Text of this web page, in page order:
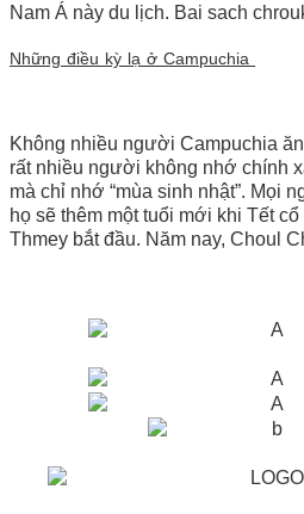
Nam Á này du lịch. Bai sach
Những điều kỳ lạ ở Campuchia
Không nhiều người Campuchia
rất nhiều người không nhớ chính
mà chỉ nhớ “mùa sinh nhật”. Mọi
họ sẽ thêm một tuổi mới khi Tết
Thmey bắt đầu. Năm nay, Choul